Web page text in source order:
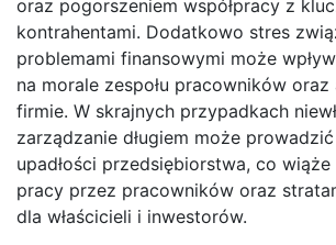
oraz pogorszeniem współpracy z
kontrahentami. Dodatkowo stres
problemami finansowymi może
na morale zespołu pracowników
firmie. W skrajnych przypadkach
zarządzanie długiem może
upadłości przedsiębiorstwa, co
pracy przez pracowników oraz
dla właścicieli i inwestorów.